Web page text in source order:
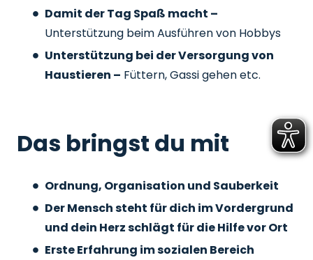
Damit der Tag Spaß macht –
Unterstützung beim Ausführen von Hobbys
Unterstützung bei der Versorgung von
Haustieren – Füttern, Gassi gehen etc.
Das bringst du mit
Ordnung, Organisation und Sauberkeit
Der Mensch steht für dich im Vordergrund
und dein Herz schlägt für die Hilfe vor Ort
Erste Erfahrung im sozialen Bereich